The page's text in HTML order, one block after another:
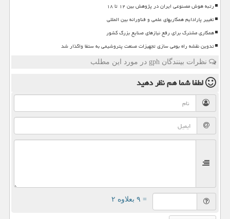
رتبه هوش مصنوعی ایران در پژوهش بین ۱۲ تا ۱۸
تغییر پارادایم همکاریهای علمی و فناورانه بین المللی
همکاری مشترک برای رفع نیازهای صنایع بزرگ کشور
تدوین نقشه راه بومی سازی تجهیزات صنعت پتروشیمی به ستفا واگذار شد
نظرات بینندگان gph در مورد این مطلب
لطفا شما همنظر دهید
= ۹ بعلاوه ۲